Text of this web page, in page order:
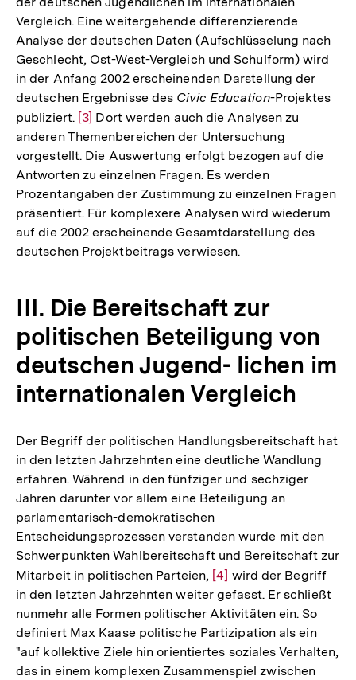
Vergleich. Eine weitergehende differenzierende
Analyse der deutschen Daten (Aufschlüsselung nach
Geschlecht, Ost-West-Vergleich und Schulform) wird
in der Anfang 2002 erscheinenden Darstellung der
deutschen Ergebnisse des Civic Education-Projektes
publiziert. Zur
Auflösung
der
Fußnote
[3] Dort werden auch die Analysen zu
anderen Themenbereichen der Untersuchung
vorgestellt. Die Auswertung erfolgt bezogen auf die
Antworten zu einzelnen Fragen. Es werden
Prozentangaben der Zustimmung zu einzelnen Fragen
präsentiert. Für komplexere Analysen wird wiederum
auf die 2002 erscheinende Gesamtdarstellung des
deutschen Projektbeitrags verwiesen.
III. Die Bereitschaft zur
politischen Beteiligung von
deutschen Jugend- lichen im
internationalen Vergleich
Der Begriff der politischen Handlungsbereitschaft hat
in den letzten Jahrzehnten eine deutliche Wandlung
erfahren. Während in den fünfziger und sechziger
Jahren darunter vor allem eine Beteiligung an
parlamentarisch-demokratischen
Entscheidungsprozessen verstanden wurde mit den
Schwerpunkten Wahlbereitschaft und Bereitschaft zur
Mitarbeit in politischen Parteien, Zur
Auflösung
der
Fußnote
[4] wird der Begriff
in den letzten Jahrzehnten weiter gefasst. Er schließt
nunmehr alle Formen politischer Aktivitäten ein. So
definiert Max Kaase politische Partizipation als ein
"auf kollektive Ziele hin orientiertes soziales Verhalten,
das in einem komplexen Zusammenspiel zwischen